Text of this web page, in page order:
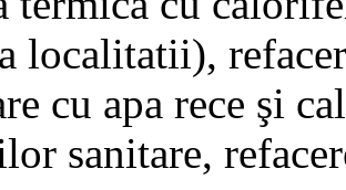
localitatii),
cu apa rece şi
sanitare,